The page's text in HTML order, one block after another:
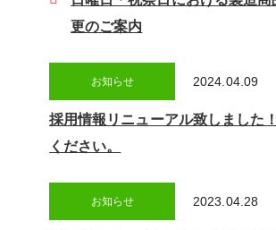
更のご案内
お知らせ 2024.04.09
採用情報リニューアル致しました
ください。
お知らせ 2023.04.28